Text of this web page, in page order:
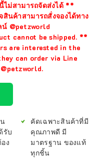
ม่สามารถจัดส่งได้ **
สินค้าสามารถสั่งจองได้ทาง
น์ @petzworld
cannot be shipped. **
are interested in the
can order via Line
@petzworld.
รับ
ง
คัดเฉพาะสินค้าที่มี
คุณภาพดี มี
มาตรฐาน ของแท้
ทุกชิ้น